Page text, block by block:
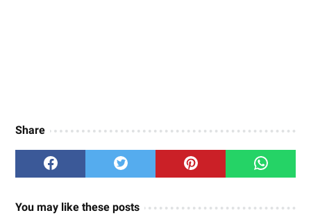
Share
You may like these posts